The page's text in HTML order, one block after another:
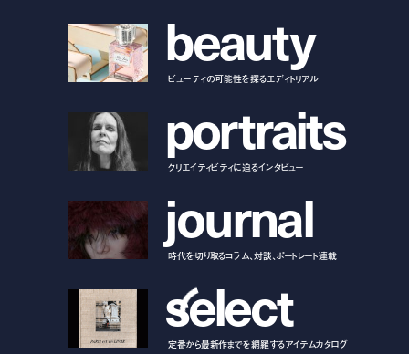
beauty
ビューティの可能性を探るエディトリアル
portraits
クリエイティビティに迫るインタビュー
journal
時代を切り取るコラム、対談、ポートレート連載
select
定番から最新作までを網羅するアイテムカタログ